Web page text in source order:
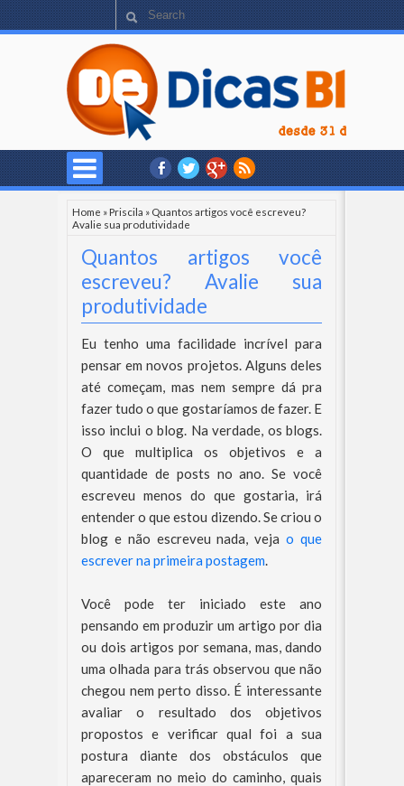
Home »Priscila » Quantos artigos você escreveu?
Avalie sua produtividade
Quantos artigos você
escreveu? Avalie sua
produtividade
Eu tenho uma facilidade incrível para
pensar em novos projetos. Alguns deles
até começam, mas nem sempre dá pra
fazer tudo o que gostaríamos de fazer. E
isso inclui o blog. Na verdade, os blogs.
O que multiplica os objetivos e a
quantidade de posts no ano. Se você
escreveu menos do que gostaria, irá
entender o que estou dizendo. Se criou o
blog e não escreveu nada, vejao que
escrever na primeira postagem.
Você pode ter iniciado este ano
pensando em produzir um artigo por dia
ou dois artigos por semana, mas, dando
uma olhada para trás observou que não
chegou nem perto disso. É interessante
avaliar o resultado dos objetivos
propostos e verificar qual foi a sua
postura diante dos obstáculos que
apareceram no meio do caminho, quais